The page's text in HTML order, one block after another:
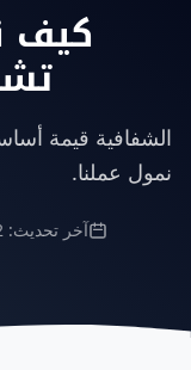
كيف
الشفافية قيمة
نمول عملنا.
آخر تحديث: 12 يناير 2024